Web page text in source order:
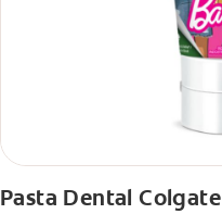
Pasta Dental